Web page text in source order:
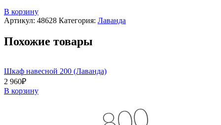
В корзину
Артикул: 48628 Категория: Лаванда
Похожие товары
Шкаф навесной 200 (Лаванда)
2 960₽
В корзину